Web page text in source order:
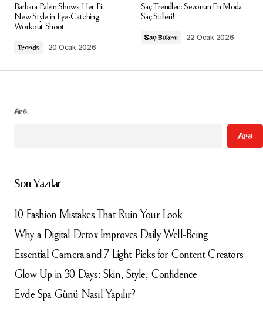
alanlar*ile işaretlenmişlerdir
Daha sonraki yorumlarımda kullanılması için adım, e-
kaydedilsin.
Submit Comment
Barbara Palvin Shows Her Fit
New Style in Eye-Catching
Workout Shoot
Trends 20 Ocak 2026
Saç Trendleri: Sezonun En Moda
Saç Stilleri!
Saç Bakımı 22 Ocak 2026
Ara
Ara
Son Yazılar
10 Fashion Mistakes That Ruin Your Look
Why a Digital Detox Improves Daily Well-Being
Essential Camera and 7 Light Picks for Content Creators
Glow Up in 30 Days: Skin, Style, Confidence
Evde Spa Günü Nasıl Yapılır?